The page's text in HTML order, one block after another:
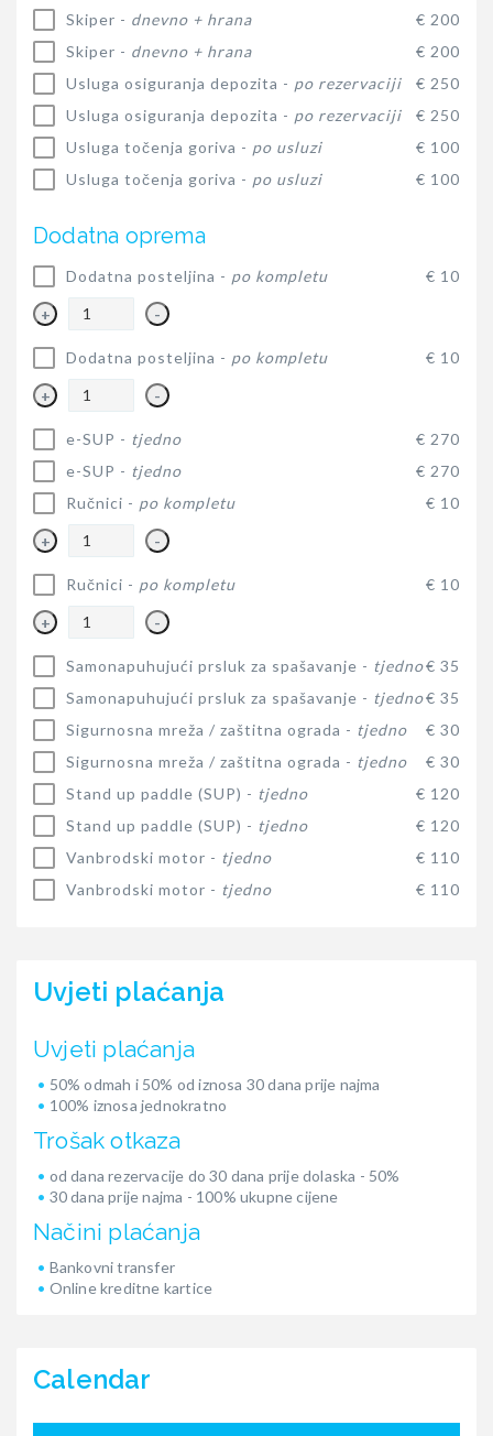
Skiper - dnevno + hrana
€ 200
Skiper - dnevno + hrana
€ 200
Usluga osiguranja depozita - po rezervaciji
€ 250
Usluga osiguranja depozita - po rezervaciji
€ 250
Usluga točenja goriva - po usluzi
€ 100
Usluga točenja goriva - po usluzi € 100
Dodatna oprema
Dodatna posteljina - po kompletu € 10
+ -
Dodatna posteljina - po kompletu € 10
+ -
e-SUP - tjedno
€ 270
e-SUP - tjedno
€ 270
Ručnici - po kompletu € 10
+ -
Ručnici - po kompletu € 10
+ -
Samonapuhujući prsluk za spašavanje - tjedno€ 35
Samonapuhujući prsluk za spašavanje - tjedno€ 35
Sigurnosna mreža / zaštitna ograda - tjedno
€ 30
Sigurnosna mreža / zaštitna ograda - tjedno
€ 30
Stand up paddle (SUP) - tjedno
€ 120
Stand up paddle (SUP) - tjedno
€ 120
Vanbrodski motor - tjedno
€ 110
Vanbrodski motor - tjedno € 110
Uvjeti plaćanja
Uvjeti plaćanja
50% odmah i 50% od iznosa 30 dana prije najma
100% iznosa jednokratno
Trošak otkaza
od dana rezervacije do 30 dana prije dolaska - 50%
30 dana prije najma - 100% ukupne cijene
Načini plaćanja
Bankovni transfer
Online kreditne kartice
Calendar